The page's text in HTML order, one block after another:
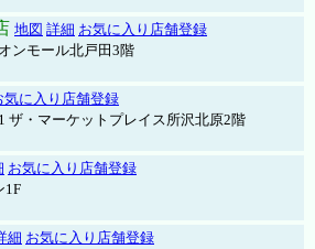
地図 詳細 お気に入り店舗登録
ンモール北戸田3階
気に入り店舗登録
ザ・マーケットプレイス所沢北原2階
お気に入り店舗登録
1F
細 お気に入り店舗登録